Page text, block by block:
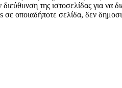
διεύθυνση της ιστοσελίδας για να
οποιαδήποτε σελίδα, δεν